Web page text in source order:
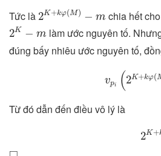
Tức là 2K+kφ(M) − m
2K+kφ(M chia hết cho
2K − m
2K làm ước nguyên tố.
đúng bấy nhiêu ước nguyên tố,
vpi (2K+kφ(
vp ( K
Từ đó dẫn đến điều vô lý là
2K+
2
◻